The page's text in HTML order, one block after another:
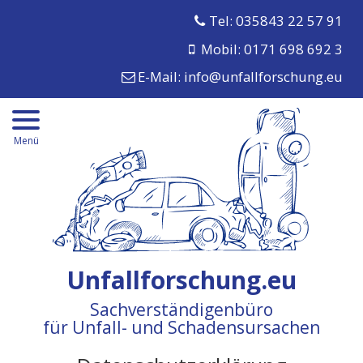
Tel: 035843 22 57 91
Mobil: 0171 698 692 3
E-Mail: info@unfallforschung.eu
Menü
Unfallforschung.eu
Sachverständigenbüro
für Unfall- und Schadensursachen